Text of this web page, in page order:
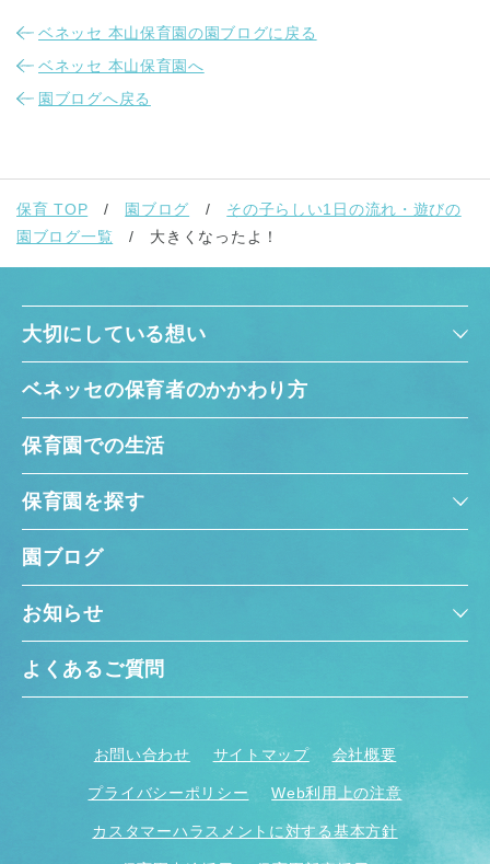
ベネッセ 本山保育園の園ブログに戻る
ベネッセ 本山保育園へ
園ブログへ戻る
保育 TOP 園ブログ
その子らしい1日の流れ・遊びの
園ブログ一覧
大きくなったよ！
大切にしている想い
ベネッセの保育者のかかわり方
保育園での生活
保育園を探す
園ブログ
お知らせ
よくあるご質問
お問い合わせ サイトマップ 会社概要
プライバシーポリシー Web利用上の注意
カスタマーハラスメントに対する基本方針